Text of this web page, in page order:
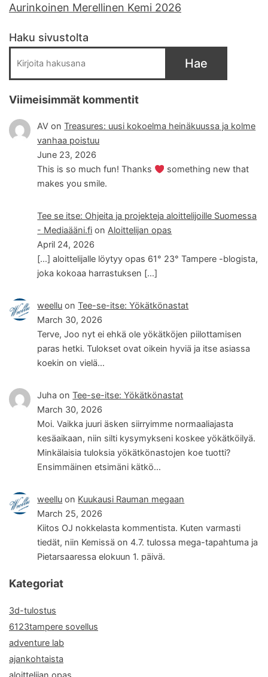
Aurinkoinen Merellinen Kemi 2026
Haku sivustolta
Hae
Viimeisimmät kommentit
AV onTreasures: uusi kokoelma heinäkuussa ja kolme
vanhaa poistuu
June 23, 2026
This is so much fun! Thanks
something new that
makes you smile.
Tee se itse: Ohjeita ja projekteja aloittelijoille Suomessa
- Mediaääni.fi onAloittelijan opas
April 24, 2026
[…] aloittelijalle löytyy opas 61° 23° Tampere -blogista,
joka kokoaa harrastuksen […]
weellu onTee-se-itse: Yökätkönastat
March 30, 2026
Terve, Joo nyt ei ehkä ole yökätköjen piilottamisen
paras hetki. Tulokset ovat oikein hyviä ja itse asiassa
koekin on vielä…
Juha onTee-se-itse: Yökätkönastat
March 30, 2026
Moi. Vaikka juuri äsken siirryimme normaaliajasta
kesäaikaan, niin silti kysymykseni koskee yökätköilyä.
Minkälaisia tuloksia yökätkönastojen koe tuotti?
Ensimmäinen etsimäni kätkö…
weellu on Kuukausi Rauman megaan
March 25, 2026
Kiitos OJ nokkelasta kommentista. Kuten varmasti
tiedät, niin Kemissä on 4.7. tulossa mega-tapahtuma ja
Pietarsaaressa elokuun 1. päivä.
Kategoriat
3d-tulostus
6123tampere sovellus
adventure lab
ajankohtaista